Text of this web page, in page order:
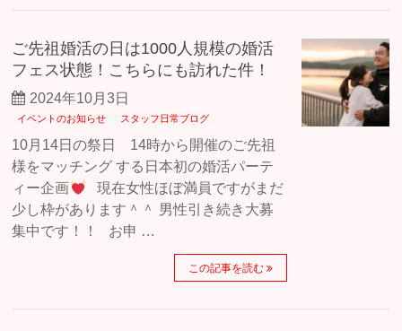
ご先祖婚活の日は1000人規模の婚活
フェス状態！こちらにも訪れた件！
2024年10月3日
イベントのお知らせ スタッフ日常ブログ
10月14日の祭日 14時から開催のご先祖
様をマッチング する日本初の婚活パーテ
ィー企画
現在女性ほぼ満員ですがまだ
少し枠があります＾＾ 男性引き続き大募
集中です！！ お申 …
この記事を読む